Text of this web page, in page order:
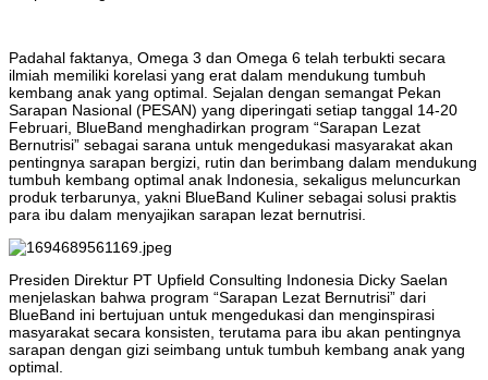
Padahal faktanya, Omega 3 dan Omega 6 telah terbukti secara
ilmiah memiliki korelasi yang erat dalam mendukung tumbuh
kembang anak yang optimal. Sejalan dengan semangat Pekan
Sarapan Nasional (PESAN) yang diperingati setiap tanggal 14-20
Februari, BlueBand menghadirkan program “Sarapan Lezat
Bernutrisi” sebagai sarana untuk mengedukasi masyarakat akan
pentingnya sarapan bergizi, rutin dan berimbang dalam mendukung
tumbuh kembang optimal anak Indonesia, sekaligus meluncurkan
produk terbarunya, yakni BlueBand Kuliner sebagai solusi praktis
para ibu dalam menyajikan sarapan lezat bernutrisi.
Presiden Direktur PT Upfield Consulting Indonesia Dicky Saelan
menjelaskan bahwa program “Sarapan Lezat Bernutrisi” dari
BlueBand ini bertujuan untuk mengedukasi dan menginspirasi
masyarakat secara konsisten, terutama para ibu akan pentingnya
sarapan dengan gizi seimbang untuk tumbuh kembang anak yang
optimal.